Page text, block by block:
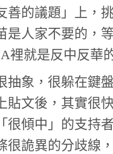
善的議題」上，
是人家不要的，
裡就是反中反華
抽象，很躲在鍵
貼文後，其實很
很傾中」的支持
很詭異的分歧線